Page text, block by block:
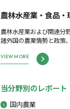
農林水産業・食品・
農林水産業および関連分
諸外国の農業情勢と政策
VIEW MORE
当分野別のレポート
国内農業